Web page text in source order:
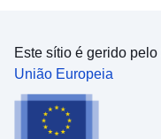
Este sítio é gerido pelo
União Europeia